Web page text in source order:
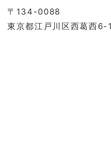
〒134-0088
東京都江戸川区西葛西